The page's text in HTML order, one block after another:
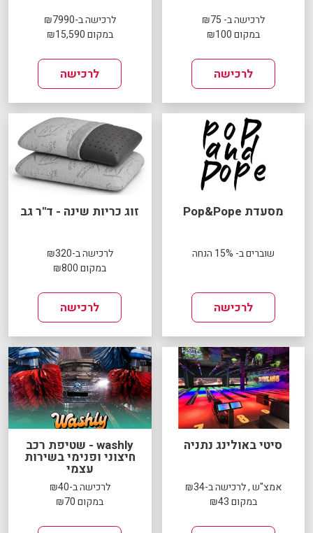
לרכישה ב- ₪75
במקום ₪100
לרכישה
לרכישה ב-₪7990
במקום ₪15,590
לרכישה
מסעדת Pop&Pope
שוברים ב- 15% הנחה
לרכישה
זוג כריות שינה - ד"ר גב
לרכישה ב-₪320
במקום ₪800
לרכישה
סיטי באולינג נתניה
אמצ"ש , לרכישה ב-₪34
במקום ₪43
washly - שטיפת רכב
חיצוני ופנימי בשירות
עצמי
לרכישה ב-₪40
במקום ₪70